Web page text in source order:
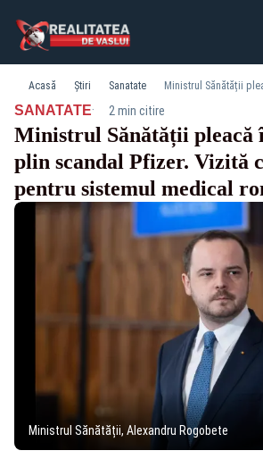
Acasă Știri Sanatate
SANATATE· 2 min citire
Ministrul Sănătății pleacă
plin scandal Pfizer. Vizită
pentru sistemul medical
Ministrul Sănătății, Alexandru Rogobete